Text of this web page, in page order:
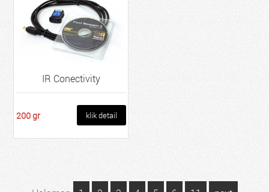
IR Conectivity
200 gr klik detail